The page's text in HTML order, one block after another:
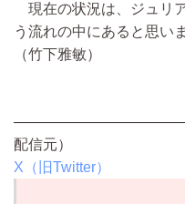
現在の状況は、ジュリ
う流れの中にあると思い
（竹下雅敏）
配信元）
X（旧Twitter）